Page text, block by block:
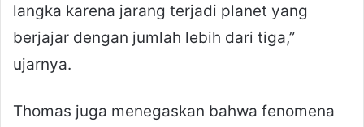
langka karena jarang terjadi planet yang
berjajar dengan jumlah lebih dari tiga,”
ujarnya.
Thomas juga menegaskan bahwa fenomena